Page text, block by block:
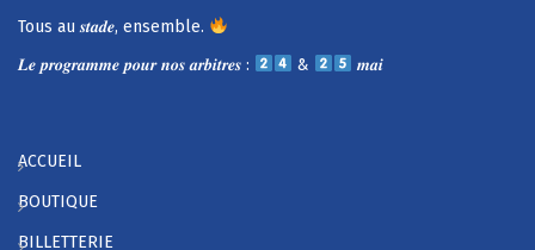
Tous au 𝒔𝒕𝒂𝒅𝒆, ensemble.
𝑳𝒆 𝒑𝒓𝒐𝒈𝒓𝒂𝒎𝒎𝒆 𝒑𝒐𝒖𝒓 𝒏𝒐𝒔 𝒂𝒓𝒃𝒊𝒕𝒓𝒆𝒔 :
& 𝒎𝒂𝒊
ACCUEIL
BOUTIQUE
BILLETTERIE